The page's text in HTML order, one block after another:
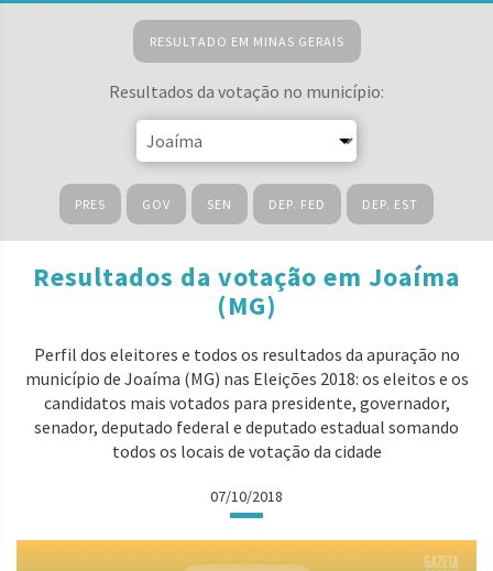
RESULTADO EM MINAS GERAIS
Resultados da votação no município:
PRES GOV SEN DEP. FED DEP. EST
Resultados da votação em Joaíma
(MG)
Perfil dos eleitores e todos os resultados da apuração no
município de Joaíma (MG) nas Eleições 2018: os eleitos e os
candidatos mais votados para presidente, governador,
senador, deputado federal e deputado estadual somando
todos os locais de votação da cidade
07/10/2018